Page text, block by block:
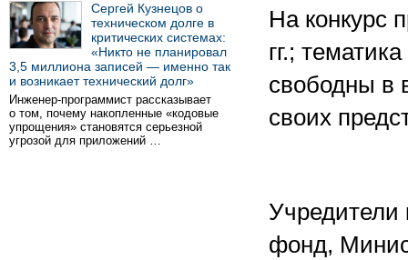
Сергей Кузнецов о
техническом долге в
критических системах:
«Никто не планировал
3,5 миллиона записей — именно так
и возникает технический долг»
Инженер-программист рассказывает
о том, почему накопленные «кодовые
упрощения» становятся серьезной
угрозой для приложений …
На конкурс
гг.;
свободны в
своих
фонд,